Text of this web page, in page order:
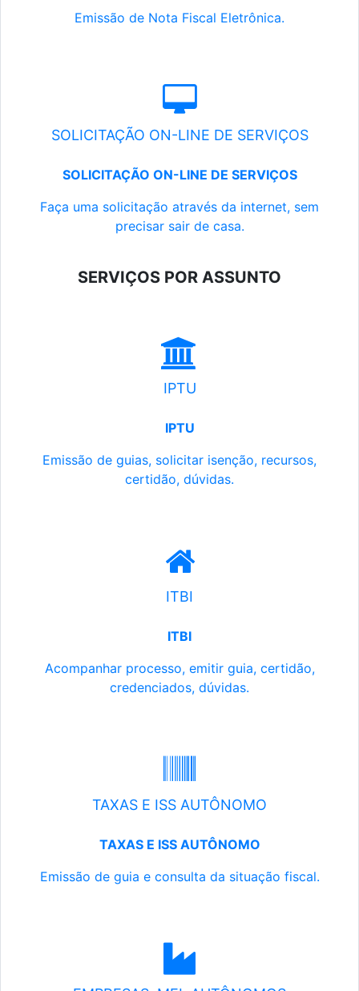
Emissão de Nota Fiscal Eletrônica.
SOLICITAÇÃO ON-LINE DE SERVIÇOS
SOLICITAÇÃO ON-LINE DE SERVIÇOS
Faça uma solicitação através da internet, sem
precisar sair de casa.
SERVIÇOS POR ASSUNTO
IPTU
IPTU
Emissão de guias, solicitar isenção, recursos,
certidão, dúvidas.
ITBI
ITBI
Acompanhar processo, emitir guia, certidão,
credenciados, dúvidas.
TAXAS E ISS AUTÔNOMO
TAXAS E ISS AUTÔNOMO
Emissão de guia e consulta da situação fiscal.